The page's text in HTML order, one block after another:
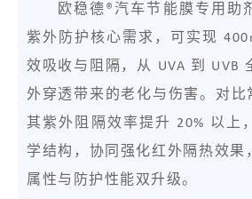
欧稳德®汽车节能膜专用助
紫外防护核心需求，可实现
效吸收与阻隔，从 UVA 到 UVB
外穿透带来的老化与伤害。对比
其紫外阻隔效率提升 20% 以上
学结构，协同强化红外隔热效果
属性与防护性能双升级。